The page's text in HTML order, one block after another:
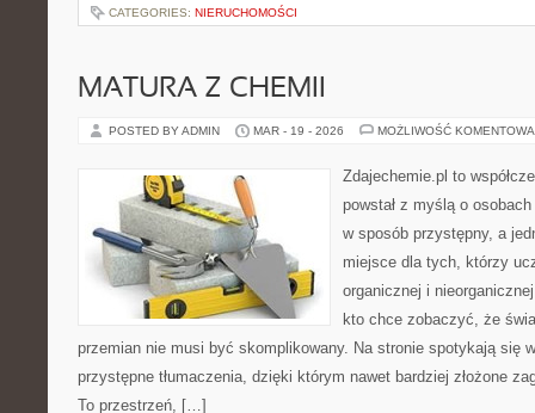
CATEGORIES: NIERUCHOMOŚCI
MATURA Z CHEMII
POSTED BY ADMIN MAR - 19 - 2026 MOŻLIWOŚĆ
Zdajechemie.pl to
powstał z myślą o
w sposób przystępny, a
miejsce dla tych, którzy
organicznej i
kto chce zobaczyć, że
przemian nie musi być skomplikowany. Na stronie spotykają się
przystępne tłumaczenia, dzięki którym nawet bardziej złożone
To przestrzeń, […]